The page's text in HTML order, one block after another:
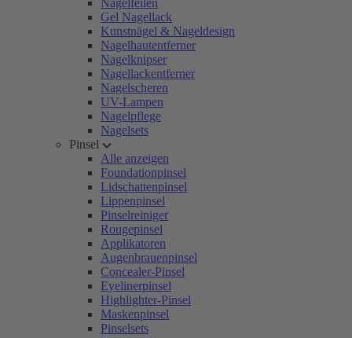
Nagelfeilen
Gel Nagellack
Kunstnägel & Nageldesign
Nagelhautentferner
Nagelknipser
Nagellackentferner
Nagelscheren
UV-Lampen
Nagelpflege
Nagelsets
Pinsel
Alle anzeigen
Foundationpinsel
Lidschattenpinsel
Lippenpinsel
Pinselreiniger
Rougepinsel
Applikatoren
Augenbrauenpinsel
Concealer-Pinsel
Eyelinerpinsel
Highlighter-Pinsel
Maskenpinsel
Pinselsets